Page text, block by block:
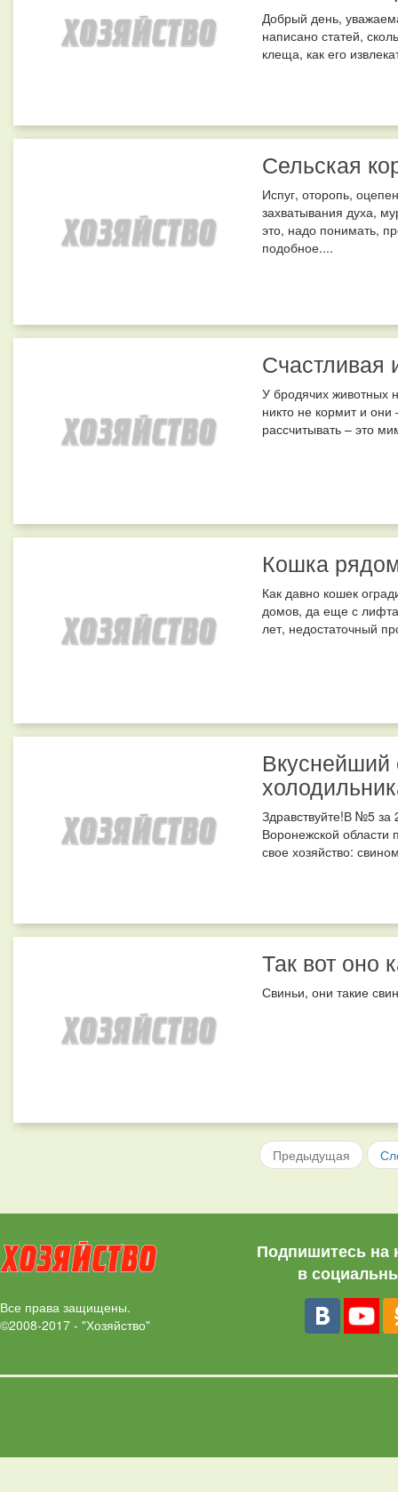
Добрый день,
написано статей,
клеща, как его
Сельская
Испуг, оторопь,
захватывания духа,
это, надо понимать,
подобное....
Счастливая
У бродячих животных
никто не кормит и
рассчитывать – это
Кошка
Как давно кошек
домов, да еще с
лет, недостаточный
Вкуснейший
Здравствуйте!В №5 за
Воронежской
свое хозяйство:
Так вот оно
Свиньи, они такие
Предыдущая
Все права защищены.
©2008-2017 - "Хозяйство"
Подпишитесь на
в